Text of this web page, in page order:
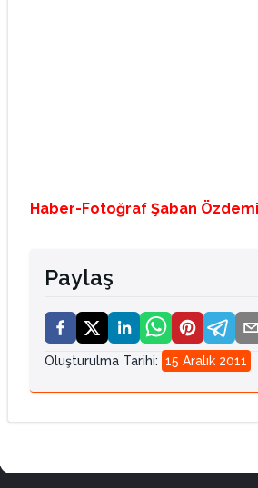
Haber-Fotoğraf Şaban
Paylaş
Oluşturulma Tarihi: 15 Aralık 2011